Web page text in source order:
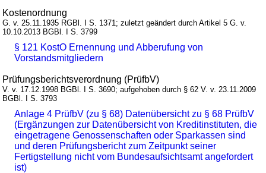
Kostenordnung
G. v. 25.11.1935 RGBl. I S. 1371; zuletzt geändert durch Artikel 5 G. v.
10.10.2013 BGBl. I S. 3799
§ 121 KostO Ernennung und Abberufung von
Vorstandsmitgliedern
Prüfungsberichtsverordnung (PrüfbV)
V. v. 17.12.1998 BGBl. I S. 3690; aufgehoben durch § 62 V. v. 23.11.2009
BGBl. I S. 3793
Anlage 4 PrüfbV (zu § 68) Datenübersicht zu § 68 PrüfbV
(Ergänzungen zur Datenübersicht von Kreditinstituten, die
eingetragene Genossenschaften oder Sparkassen sind
und deren Prüfungsbericht zum Zeitpunkt seiner
Fertigstellung nicht vom Bundesaufsichtsamt angefordert
ist)